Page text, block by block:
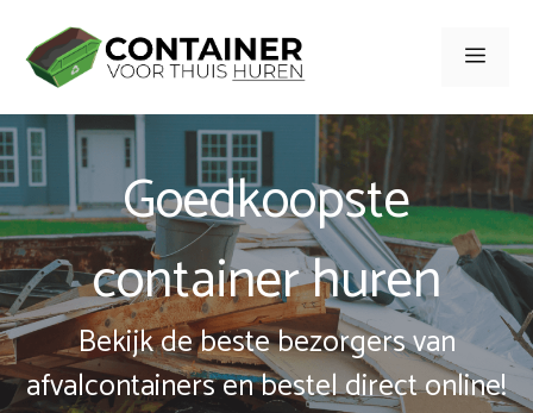
naar
inhoud
Menu
Goedkoopste
container huren
Bekijk de beste bezorgers van
afvalcontainers en bestel direct online!